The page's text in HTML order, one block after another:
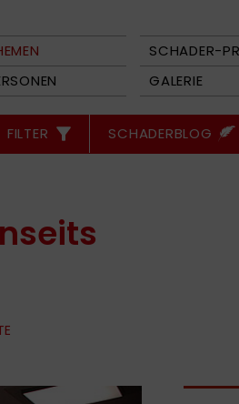
SCHADER-
GALERIE
FILTER SCHADERBLOG